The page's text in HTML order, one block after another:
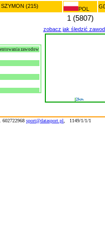
(215) POL
1 (5807)
zawodow
zobacz jak śledzić
602722968 sport@datasport.pl 1149/1/1/1